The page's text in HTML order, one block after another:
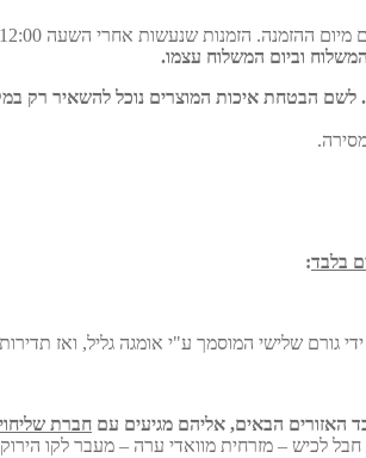
הבטחת איכות המוצרים נוכל להשאיר רק
בלבד:
גורם שלישי המוסמך ע"י אומגה גליל, ואז
האזורים הבאים, אליהם מגיעים עם חברת
לכיש – מזרחית מוואדי ערה – מעבר לקו